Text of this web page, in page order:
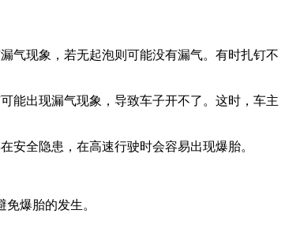
气现象，若无起泡则可能没有漏气。有时扎钉不
能出现漏气现象，导致车子开不了。这时，车主
安全隐患，在高速行驶时会容易出现爆胎。
爆胎的发生。